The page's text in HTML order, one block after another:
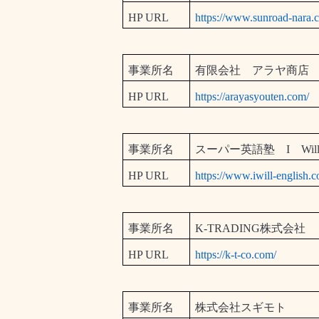
HP URL https://www.sunroad-
事業所名 有限会社 アラヤ商店
HP URL https://arayasyouten.com/
事業所名 スーパー英語塾I Will
HP URL https://www.iwill-
事業所名 K-TRADING株式会社
HP URL https://k-t-co.com/
事業所名 株式会社スギモト